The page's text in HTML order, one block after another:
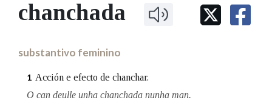
IDENTIDADE CORPORATIVA
MARCIAL DEL ADALID
FIGURAS HOMENAXEADAS
PRIMAVERA DAS LETRAS
PORTAL DAS PALABRAS
Facebook
TwitterYoutubeInstagram
Bluesky
BUSCAR NOS LEMAS
chanchada
substantivo feminino
1 Acción e efecto de chanchar.
O can deulle unha chanchada nunha man.